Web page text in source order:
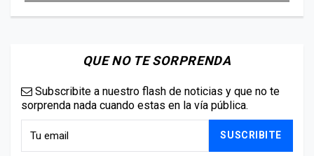
QUE NO TE SORPRENDA
Subscribite a nuestro flash de noticias y que no te
sorprenda nada cuando estas en la vía pública.
SUSCRIBITE